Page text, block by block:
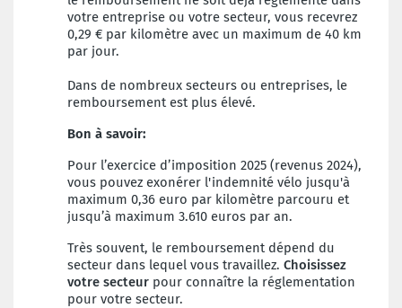
votre entreprise ou votre secteur, vous recevrez
0,29 € par kilomètre avec un maximum de 40 km
par jour.
Dans de nombreux secteurs ou entreprises, le
remboursement est plus élevé.
Bon à savoir:
Pour l’exercice d’imposition 2025 (revenus 2024),
vous pouvez exonérer l'indemnité vélo jusqu'à
maximum 0,36 euro par kilomètre parcouru et
jusqu’à maximum 3.610 euros par an.
Très souvent, le remboursement dépend du
secteur dans lequel vous travaillez. Choisissez
votre secteur pour connaître la réglementation
pour votre secteur.